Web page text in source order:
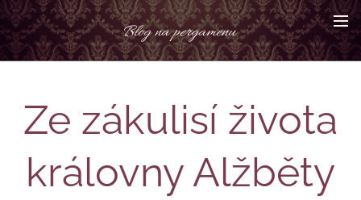
Blog na pergamenu
Ze zákulisí života
královny Alžběty